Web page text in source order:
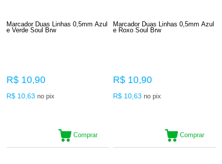
Marcador Duas Linhas 0,5mm Azul
e Verde Soul Brw
R$ 10,90
R$ 10,63 no pix
Comprar
Marcador Duas Linhas 0,5mm Azul
e Roxo Soul Brw
R$ 10,90
R$ 10,63 no pix
Comprar